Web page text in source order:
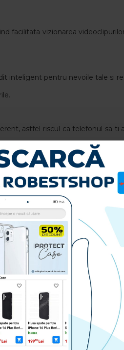
facilitata vizionarea
inteligent pentru nevoile tale si
astfel riscul ca telefonul sa-
: